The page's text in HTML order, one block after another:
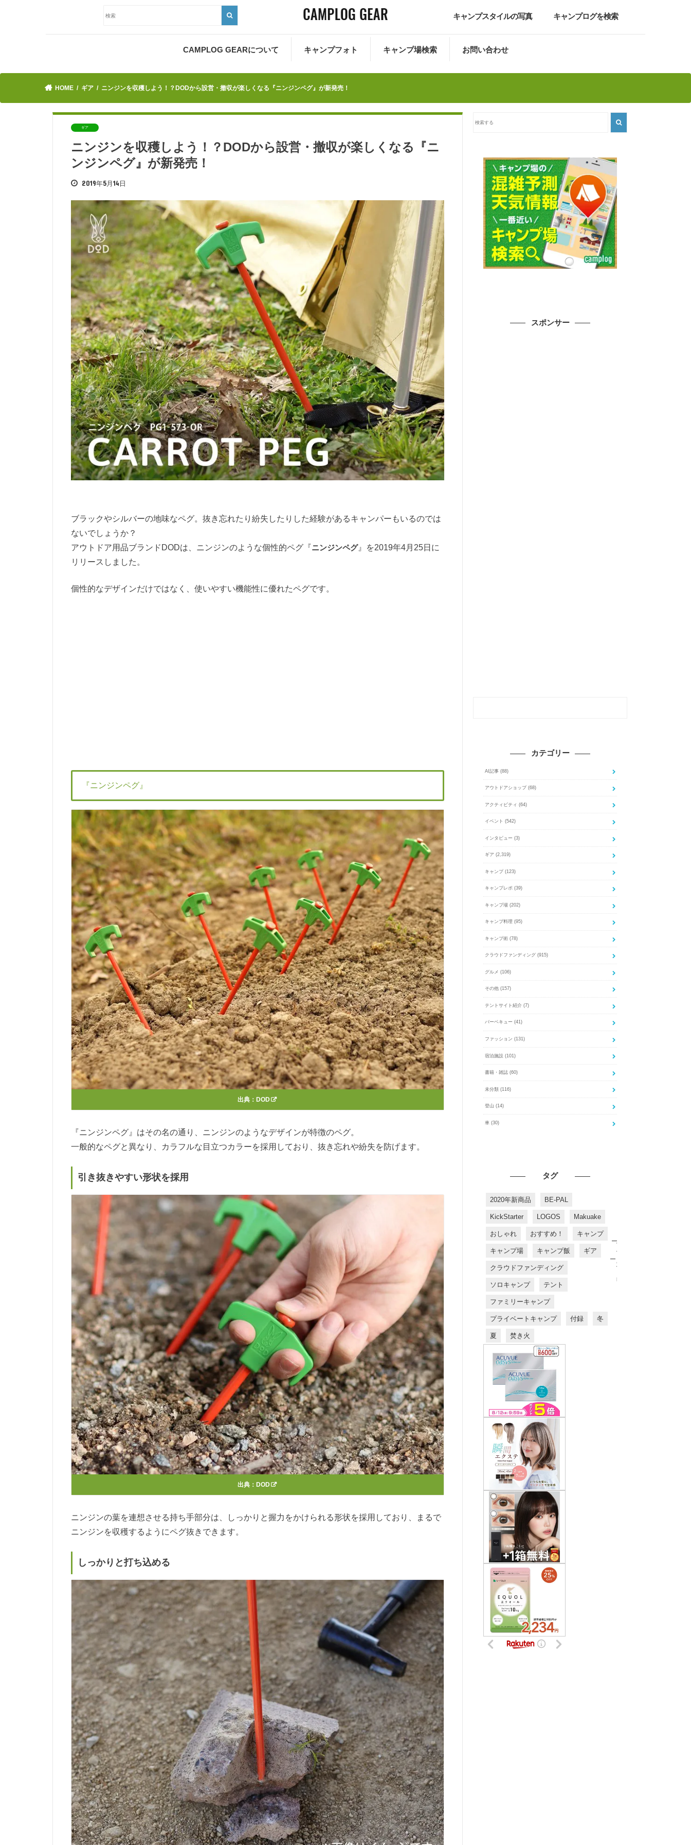
キャンプスタイルの写真 キャンプログを検索
CAMPLOG GEARについて キャンプフォト キャンプ場検索 お問い合わせ
HOME ギア ニンジンを収穫しよう！？DODから設営・撤収が楽しくなる『ニンジンペグ』が新発売！
ギア
ニンジンを収穫しよう！？DODから設営・撤収が楽しくなる『ニ
ンジンペグ』が新発売！
2019年5月14日
ブラックやシルバーの地味なペグ。抜き忘れたり紛失したりした経験があるキャンパーもいるのでは
ないでしょうか？
アウトドア用品ブランドDODは、ニンジンのような個性的ペグ『ニンジンペグ』を2019年4月25日に
リリースしました。
個性的なデザインだけではなく、使いやすい機能性に優れたペグです。
『ニンジンペグ』
出典： DOD
『ニンジンペグ』はその名の通り、ニンジンのようなデザインが特徴のペグ。
一般的なペグと異なり、カラフルな目立つカラーを採用しており、抜き忘れや紛失を防げます。
引き抜きやすい形状を採用
出典： DOD
ニンジンの葉を連想させる持ち手部分は、しっかりと握力をかけられる形状を採用しており、まるで
ニンジンを収穫するようにペグ抜きできます。
しっかりと打ち込める
スポンサー
カテゴリー
AI記事 (88)
アウトドアショップ (68)
アクティビティ (64)
イベント (542)
インタビュー (3)
ギア (2,319)
キャンプ (123)
キャンプレポ (39)
キャンプ場 (202)
キャンプ料理 (95)
キャンプ術 (78)
クラウドファンディング (915)
グルメ (106)
その他 (157)
テントサイト紹介 (7)
バーベキュー (41)
ファッション (131)
宿泊施設 (101)
書籍・雑誌 (60)
未分類 (116)
登山 (14)
車 (30)
タグ
2020年新商品 BE-PAL
KickStarter LOGOS Makuake
おしゃれ おすすめ！ キャンプ
キャンプ場 キャンプ飯 ギア
クラウドファンディング
ソロキャンプ テント
ファミリーキャンプ
プライベートキャンプ 付録 冬
夏 焚き火
す
す
め
商
品